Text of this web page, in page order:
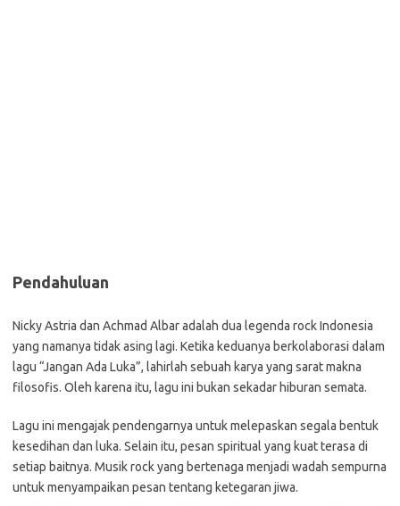
Pendahuluan
Nicky Astria dan Achmad Albar adalah dua legenda rock Indonesia
yang namanya tidak asing lagi. Ketika keduanya berkolaborasi dalam
lagu “Jangan Ada Luka”, lahirlah sebuah karya yang sarat makna
filosofis. Oleh karena itu, lagu ini bukan sekadar hiburan semata.
Lagu ini mengajak pendengarnya untuk melepaskan segala bentuk
kesedihan dan luka. Selain itu, pesan spiritual yang kuat terasa di
setiap baitnya. Musik rock yang bertenaga menjadi wadah sempurna
untuk menyampaikan pesan tentang ketegaran jiwa.